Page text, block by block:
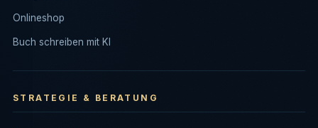
Onlineshop
Buch schreiben mit KI
STRATEGIE & BERATUNG